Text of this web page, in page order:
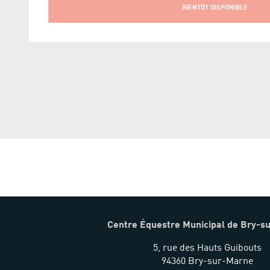
BIENTÔT DISPONIBLE
Centre Équestre Municipal de Bry-
5, rue des Hauts Guibouts
94360 Bry-sur-Marne